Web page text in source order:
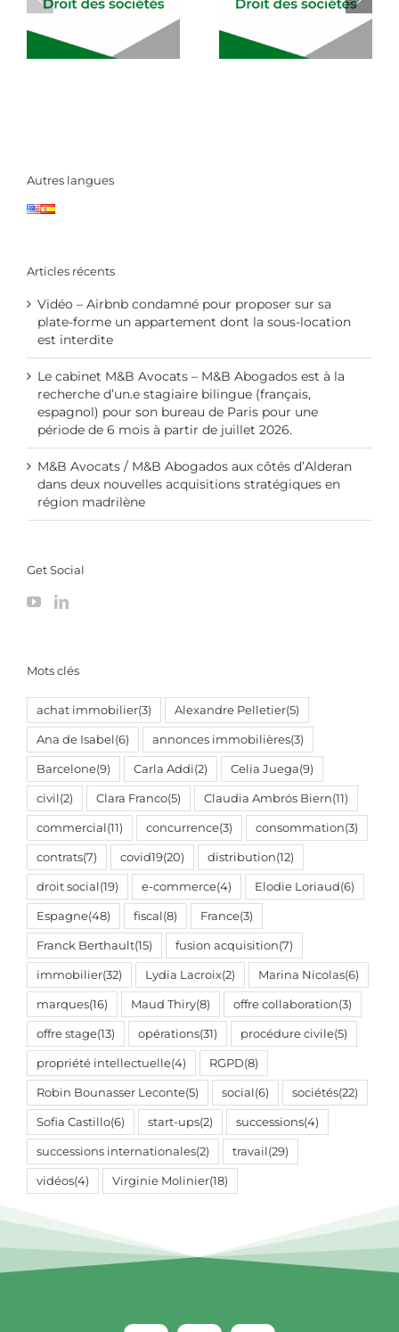
Autres langues
Articles récents
Vidéo – Airbnb condamné pour proposer sur sa
plate-forme un appartement dont la sous-location
est interdite
Le cabinet M&B Avocats – M&B Abogados est à la
recherche d’un.e stagiaire bilingue (français,
espagnol) pour son bureau de Paris pour une
période de 6 mois à partir de juillet 2026.
M&B Avocats / M&B Abogados aux côtés d’Alderan
dans deux nouvelles acquisitions stratégiques en
région madrilène
Get Social
Mots clés
achat immobilier(3) Alexandre Pelletier(5)
Ana de Isabel(6) annonces immobilières(3)
Barcelone(9) Carla Addi(2) Celia Juega(9)
civil(2) Clara Franco(5) Claudia Ambrós Biern(11)
commercial(11) concurrence(3) consommation(3)
contrats(7) covid19(20) distribution(12)
droit social(19) e-commerce(4) Elodie Loriaud(6)
Espagne(48) fiscal(8) France(3)
Franck Berthault(15) fusion acquisition(7)
immobilier(32) Lydia Lacroix(2) Marina Nicolas(6)
marques(16) Maud Thiry(8) offre collaboration(3)
offre stage(13) opérations(31) procédure civile(5)
propriété intellectuelle(4) RGPD(8)
Robin Bounasser Leconte(5) social(6) sociétés(22)
Sofia Castillo(6) start-ups(2) successions(4)
successions internationales(2) travail(29)
vidéos(4) Virginie Molinier(18)